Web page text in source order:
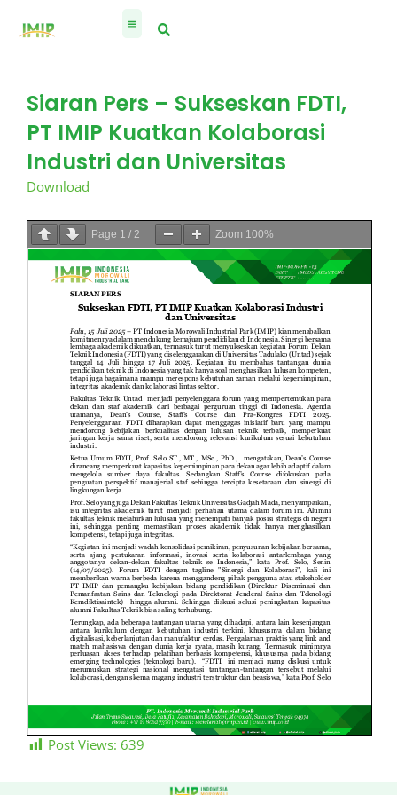
Siaran Pers – Sukseskan FDTI,
PT IMIP Kuatkan Kolaborasi
Industri dan Universitas
Download
Page 1 / 2 Zoom 100%
Post Views: 639